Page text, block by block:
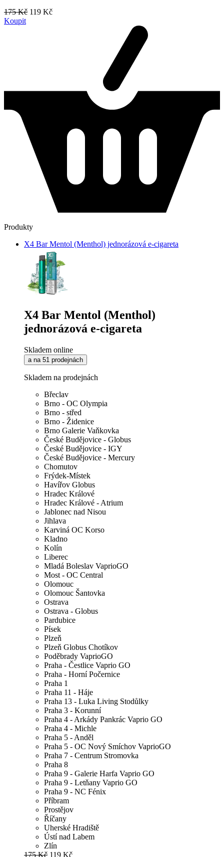
175 Kč 119 Kč
Koupit
Produkty
X4 Bar Mentol (Menthol) jednorázová e-cigareta
X4 Bar Mentol (Menthol)
jednorázová e-cigareta
Skladem online
a na 51 prodejnách
Skladem na prodejnách
Břeclav
Brno - OC Olympia
Brno - střed
Brno - Židenice
Brno Galerie Vaňkovka
České Budějovice - Globus
České Budějovice - IGY
České Budějovice - Mercury
Chomutov
Frýdek-Místek
Havířov Globus
Hradec Králové
Hradec Králové - Atrium
Jablonec nad Nisou
Jihlava
Karviná OC Korso
Kladno
Kolín
Liberec
Mladá Boleslav VaprioGO
Most - OC Central
Olomouc
Olomouc Šantovka
Ostrava
Ostrava - Globus
Pardubice
Písek
Plzeň
Plzeň Globus Chotíkov
Poděbrady VaprioGO
Praha - Čestlice Vaprio GO
Praha - Horní Počernice
Praha 1
Praha 11 - Háje
Praha 13 - Luka Living Stodůlky
Praha 3 - Korunní
Praha 4 - Arkády Pankrác Vaprio GO
Praha 4 - Michle
Praha 5 - Anděl
Praha 5 - OC Nový Smíchov VaprioGO
Praha 7 - Centrum Stromovka
Praha 8
Praha 9 - Galerie Harfa Vaprio GO
Praha 9 - Letňany Vaprio GO
Praha 9 - NC Fénix
Příbram
Prostějov
Říčany
Uherské Hradiště
Ústí nad Labem
Zlín
175 Kč 119 Kč